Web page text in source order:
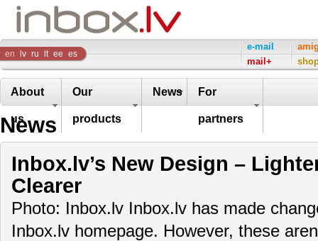
Inbox
Company
en lv ru lt ee es
e-mail
mail+
About
us
Our
products
News For
partners
News
Inbox.lv’s New Design –
Clearer
Photo: Inbox.lv Inbox.lv has made
Inbox.lv homepage. However, these